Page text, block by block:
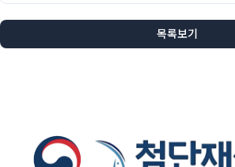
목록보기